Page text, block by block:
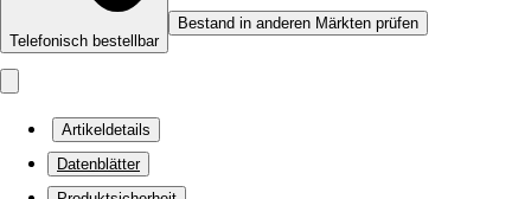
Telefonisch bestellbar
Bestand in anderen Märkten prüfen
Artikeldetails
Datenblätter